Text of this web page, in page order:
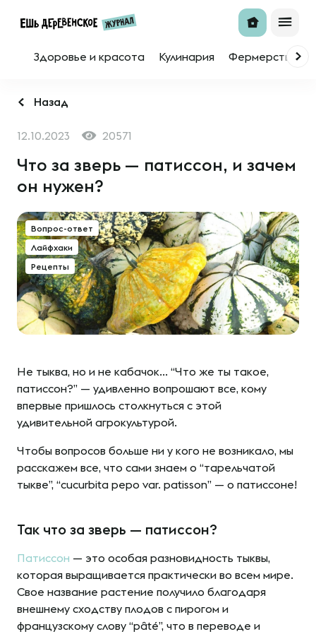
Здоровье и красота Кулинария Фермерство
Назад
12.10.2023 20571
Что за зверь — патиссон, и зачем
он нужен?
Вопрос-ответ
Лайфхаки
Рецепты
Не тыква, но и не кабачок… “Что же ты такое,
патиссон?” — удивленно вопрошают все, кому
впервые пришлось столкнуться с этой
удивительной агрокультурой.
Чтобы вопросов больше ни у кого не возникало, мы
расскажем все, что сами знаем о “тарельчатой
тыкве”, “cucurbita pepo var. patisson” — о патиссоне!
Так что за зверь — патиссон?
Патиссон — это особая разновидность тыквы,
которая выращивается практически во всем мире.
Свое название растение получило благодаря
внешнему сходству плодов с пирогом и
французскому слову “pâté”, что в переводе и